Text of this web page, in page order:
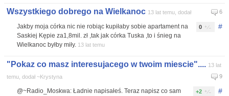
Wszystkiego dobrego na Wielkanoc 13 lat temu, dodał 6
#
0
Jakby moja córka nic nie robiąc kupiłaby sobie apartament na
Saskiej Kępie za1,8mil. zł ,tak jak córka Tuska ,to i śnieg na
Wielkanoc byłby miły. 13 lat temu
"Pokaz co masz interesujacego w twoim miescie".... 13 lat
temu, dodał ~Krystyna
9
#
+2
@~Radio_Moskwa: Ładnie napisałeś. Teraz napisz co sam